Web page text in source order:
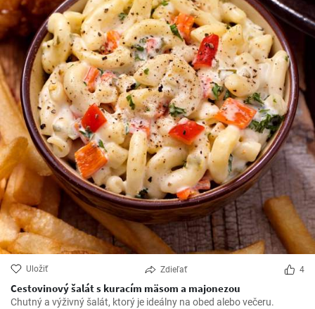
Uložiť Zdieľať 4
Cestovinový šalát s kuracím mäsom a majonezou
Chutný a výživný šalát, ktorý je ideálny na obed alebo večeru.